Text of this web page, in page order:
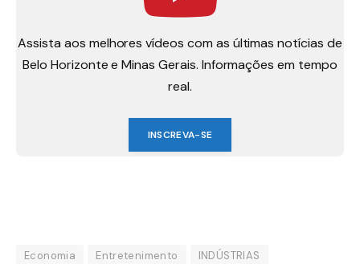
Assista aos melhores vídeos com as últimas notícias de
Belo Horizonte e Minas Gerais. Informações em tempo
real.
INSCREVA-SE
Economia Entretenimento
INDÚSTRIAS